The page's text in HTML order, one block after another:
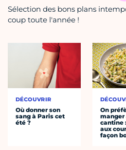
Sélection des bons plans
coup toute l'année !
DÉCOUVRIR
Où donner son
sang à Paris cet
été ?
On
manger
cantine
aux
façon